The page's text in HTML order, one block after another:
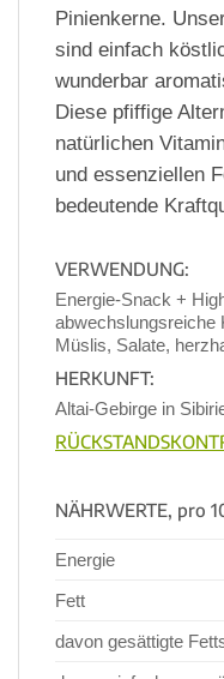
Pinienkerne.
sind einfach
wunderbar
Diese pfiffige
natürlichen
und essenziellen
bedeutende
VERWENDUNG:
Energie-Snack +
Müslis, Salate,
HERKUNFT:
Altai-Gebirge in
NÄHRWERTE, pro
Energie
Fett
davon gesättigte